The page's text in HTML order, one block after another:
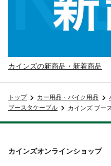
カインズの新商品・新着商品
トップ カー用品・バイク用品
ブースタケーブル
カインズ ブー
カインズオンラインショップ